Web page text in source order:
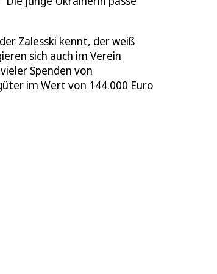
Zalesski kennt, der weiß
sich auch im Verein
Spenden von
im Wert von 144.000 Euro